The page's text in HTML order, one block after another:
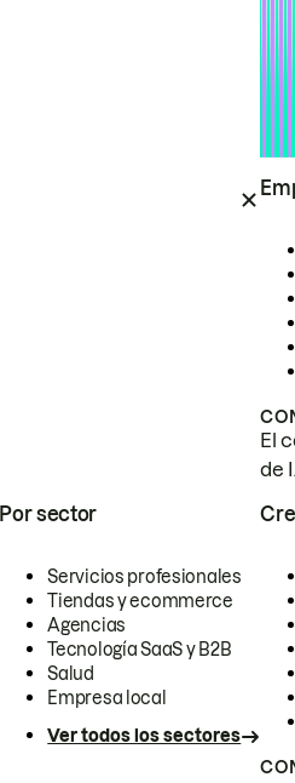
El
de
Por sector
Servicios profesionales
Tiendas y ecommerce
Agencias
Tecnología SaaS y B2B
Salud
Empresa local
Ver todos los sectores